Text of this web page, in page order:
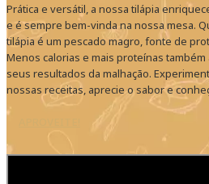
Prática e versátil, a nossa tilápia
e é sempre bem-vinda na nossa mesa.
tilápia é um pescado magro, fonte de
Menos calorias e mais proteínas
seus resultados da malhação.
nossas receitas, aprecie o sabor e